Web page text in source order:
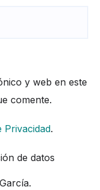
y web en este
comente.
Privacidad.
de datos